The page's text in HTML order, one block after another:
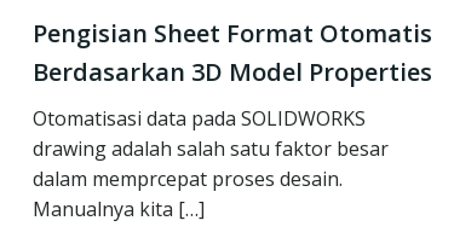
Pengisian Sheet Format Otomatis
Berdasarkan 3D Model Properties
Otomatisasi data pada SOLIDWORKS
drawing adalah salah satu faktor besar
dalam memprcepat proses desain.
Manualnya kita […]